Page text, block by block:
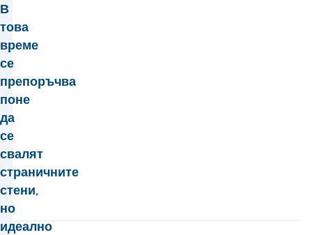
В
това
време
се
препоръчва
поне
да
се
свалят
страничните
стени,
но
идеално